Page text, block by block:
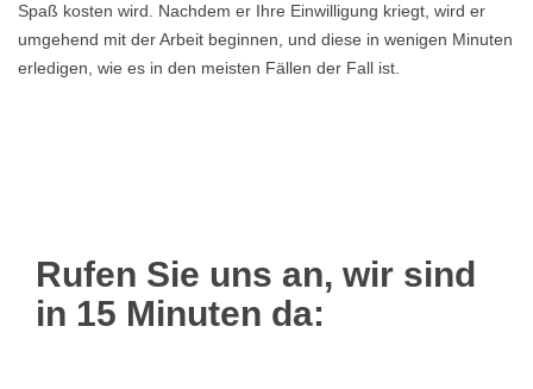
Spaß kosten wird. Nachdem er Ihre Einwilligung kriegt, wird er
umgehend mit der Arbeit beginnen, und diese in wenigen Minuten
erledigen, wie es in den meisten Fällen der Fall ist.
Rufen Sie uns an, wir sind
in 15 Minuten da: